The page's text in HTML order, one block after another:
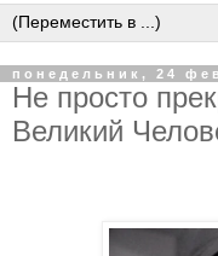
понедельник, 24
Не просто
Великий